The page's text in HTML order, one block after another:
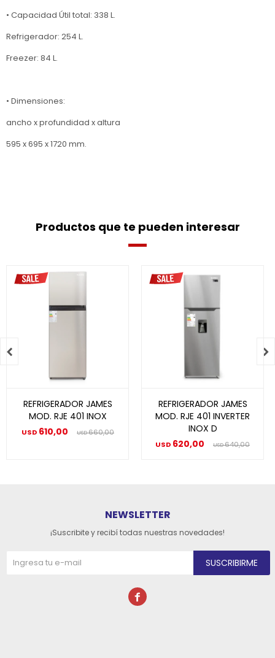
• Capacidad Útil total: 338 L.
Refrigerador: 254 L.
Freezer: 84 L.
• Dimensiones:
ancho x profundidad x altura
595 x 695 x 1720 mm.
Productos que te pueden interesar
REFRIGERADOR JAMES
MOD. RJE 401 INOX
USD 610,00 USD660,00
REFRIGERADOR JAMES
MOD. RJE 401 INVERTER
INOX D
USD 620,00 USD640,00
 
NEWSLETTER
¡Suscribite y recibí todas nuestras novedades!
SUSCRIBIRME
